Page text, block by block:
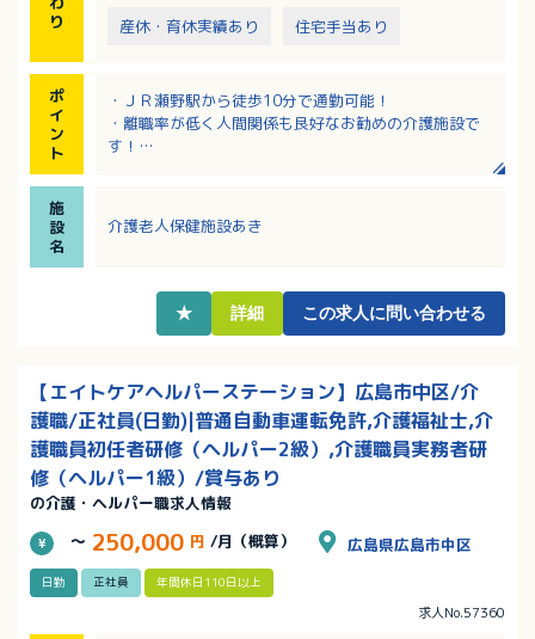
り
産休・育休実績あり 住宅手当あり
ポ
イ
ン
ト
・ＪＲ瀬野駅から徒歩10分で通勤可能！
・離職率が低く人間関係も良好なお勧めの介護施設で
す！
しっかりとサポートします！
・マイカー通勤も可能！
・賞与前年度実績4ヶ月分！
施
設
名
介護老人保健施設あき
★ 詳細 この求人に問い合わせる
【エイトケアヘルパーステーション】広島市中区/介
護職/正社員(日勤)|普通自動車運転免許,介護福祉士,介
護職員初任者研修（ヘルパー2級）,介護職員実務者研
修（ヘルパー1級）/賞与あり
の介護・ヘルパー職求人情報
～ 250,000 円 /月（概算） 広島県広島市中区
日勤 正社員 年間休日110日以上
求人No.57360